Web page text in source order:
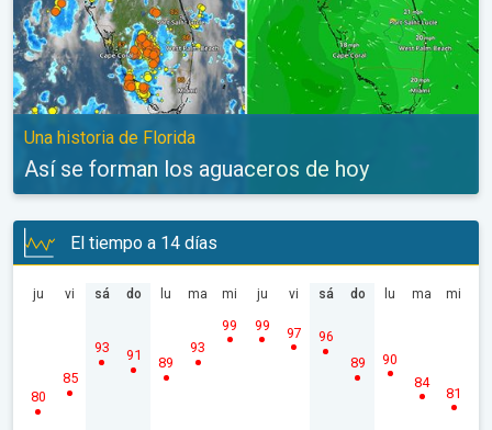
Una historia de Florida
Así se forman los aguaceros de hoy
El tiempo a 14 días
ju
80
vi
85
sá
93
do
91
lu
89
ma
93
mi
99
ju
99
vi
97
sá
96
do
89
lu
90
ma
84
mi
81